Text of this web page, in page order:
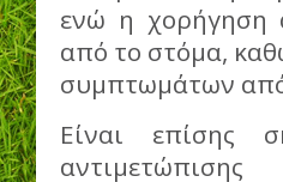
ενώ η χορήγηση
από το στόμα,
συμπτωμάτων
Είναι επίσης